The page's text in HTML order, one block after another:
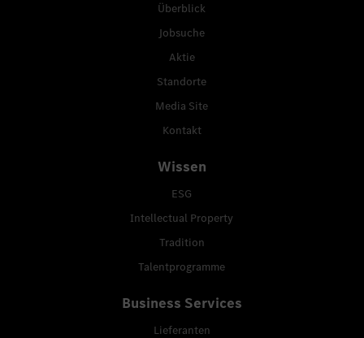
Überblick
Jobsuche
Aktie
Standorte
Media Site
Kontakt
Wissen
ESG
Intellectual Property
Tradition
Talentprogramme
Business Services
Lieferanten